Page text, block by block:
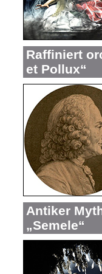
Raffiniert
et Pollux“
Antiker
„Semele“